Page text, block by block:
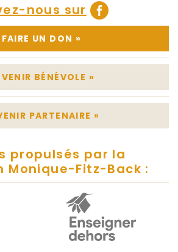
nous sur
FAIRE UN DON »
BÉNÉVOLE »
PARTENAIRE »
propulsés par la
Monique-Fitz-Back :